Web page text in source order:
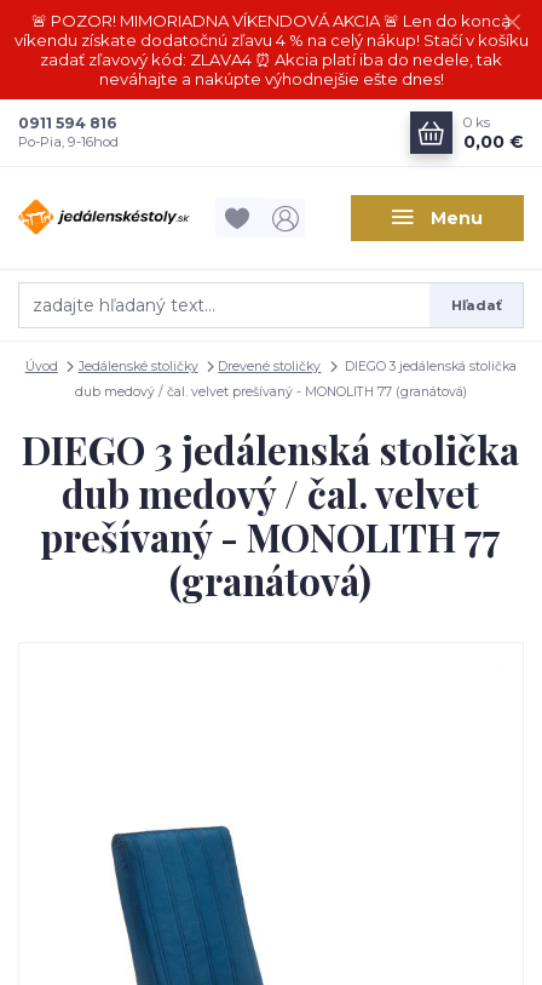
🚨 POZOR! MIMORIADNA VÍKENDOVÁ AKCIA 🚨 Len do konca
víkendu získate dodatočnú zľavu 4 % na celý nákup! Stačí v košíku
zadať zľavový kód: ZLAVA4 ⏰ Akcia platí iba do nedele, tak
neváhajte a nakúpte výhodnejšie ešte dnes!
Menu
Hľadať
0911 594 816
Po-Pia, 9-16hod
0 ks
0,00 €
Úvod Jedálenské stoličky Drevené stoličky
DIEGO 3 jedálenská stolička
dub medový / čal. velvet prešívaný - MONOLITH 77 (granátová)
DIEGO 3 jedálenská stolička
dub medový / čal. velvet
prešívaný - MONOLITH 77
(granátová)